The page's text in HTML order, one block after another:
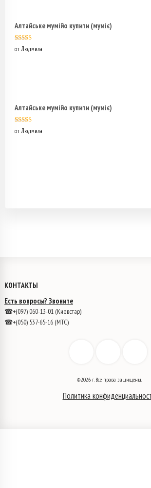
Алтайське мумійо купити (муміє)
Оценка5из
5
от Людмила
Алтайське мумійо купити (муміє)
Оценка5из
5
от Людмила
КОНТАКТЫ
Есть вопросы? Звоните
☎+(097) 060-13-01 (Киевстар)
☎+(050) 537-65-16 (МТС)
©2026 г. Все права защищены.
Политика